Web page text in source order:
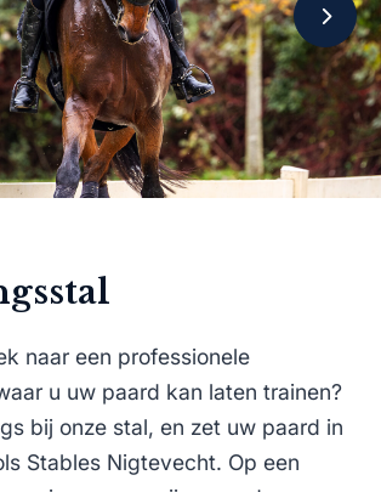
naar een professionele
u uw paard kan laten trainen?
bij onze stal, en zet uw paard in
Stables Nigtevecht. Op een